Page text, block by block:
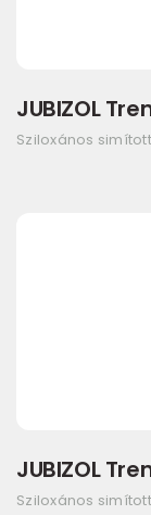
JUBIZOL
Sziloxános
JUBIZOL
Sziloxános